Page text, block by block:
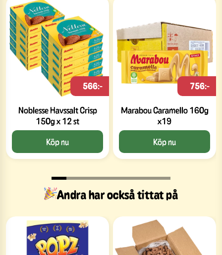
Noblesse Havssalt Crisp
150g x 12 st
566:-
Köp nu
Marabou Caramello 160g
x19
756:-
Köp nu
Andra har också tittat på